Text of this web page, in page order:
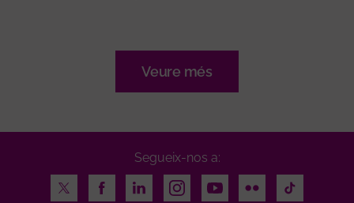
Veure més
Segueix-nos a:
Twitter
FacebookLinkedInInstagramYoutubeFlickr TikTok